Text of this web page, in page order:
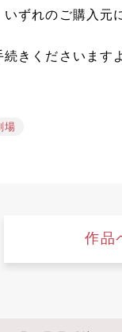
ずれのご購入
きくださいます
場
作品